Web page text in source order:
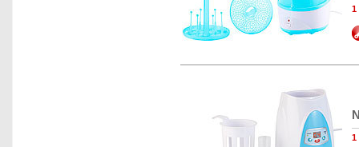
1
1